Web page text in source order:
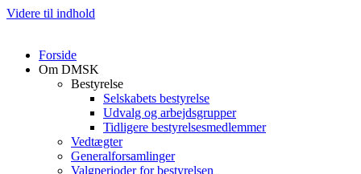
Videre til indhold
Forside
Om DMSK
Bestyrelse
Selskabets bestyrelse
Udvalg og arbejdsgrupper
Tidligere bestyrelsesmedlemmer
Vedtægter
Generalforsamlinger
Valgperioder for bestyrelsen